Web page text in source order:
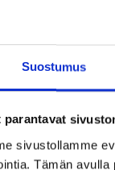
Suostumus
parantavat
sivustollamme
Tämän
kokous- ja
henkilöä.